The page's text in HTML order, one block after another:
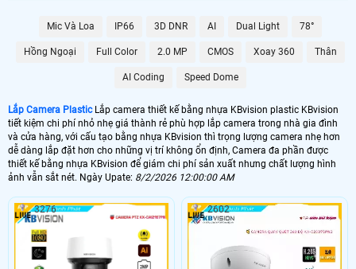
Mic Và Loa IP66 3D DNR AI Dual Light 78°
Hồng Ngoại Full Color 2.0 MP CMOS Xoay 360 Thân
AI Coding Speed Dome
Lắp Camera PlasticLắp camera thiết kế bằng nhựa KBvision plastic KBvision
tiết kiệm chi phí nhỏ nhẹ giá thành rẻ phù hợp lắp camera trong nhà gia đình
và cửa hàng, với cấu tạo bằng nhựa KBvision thì trọng lượng camera nhẹ hơn
dễ dàng lắp đặt hơn cho những vị trí không ổn định, Camera đa phần được
thiết kế bằng nhựa KBvision để giám chi phí sản xuất nhưng chất lượng hình
ảnh vẫn sắt nét. Ngày Upate: 8/2/2026 12:00:00 AM
3276 2602